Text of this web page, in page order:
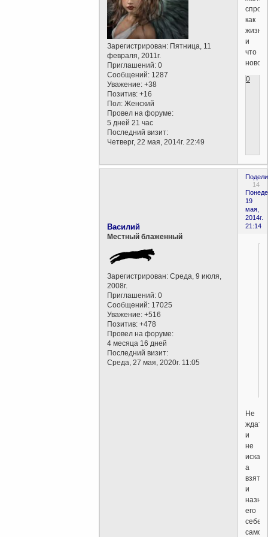
Зарегистрирован: Пятница, 11
февраля, 2011г.
Приглашений: 0
Сообщений: 1287
Уважение: +38
Позитив: +16
Пол: Женский
Провел на форуме:
5 дней 21 час
Последний визит:
Четверг, 22 мая, 2014г. 22:49
как
жизнь
и
что
0
14
19
мая,
2014г.
21:14
Василий
Местный блаженный
Зарегистрирован: Среда, 9 июля,
2008г.
Приглашений: 0
Сообщений: 17025
Уважение: +516
Позитив: +478
Провел на форуме:
4 месяца 16 дней
Последний визит:
Среда, 27 мая, 2020г. 11:05
Не
ждать
и
не
а
взять
и
его
себе